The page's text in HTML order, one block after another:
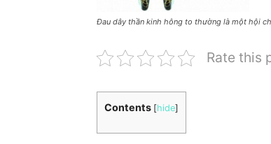
Đau dây thần kinh hông to thường là một hội
Rate this
Contents [hide]